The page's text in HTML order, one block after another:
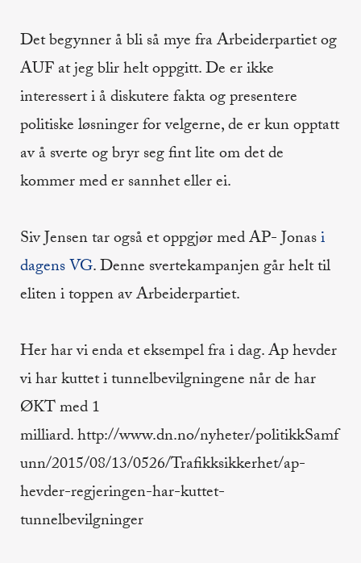
Det begynner å bli så mye fra Arbeiderpartiet og
AUF at jeg blir helt oppgitt. De er ikke
interessert i å diskutere fakta og presentere
politiske løsninger for velgerne, de er kun opptatt
av å sverte og bryr seg fint lite om det de
kommer med er sannhet eller ei.
Siv Jensen tar også et oppgjør med AP- Jonasi
dagens VG. Denne svertekampanjen går helt til
eliten i toppen av Arbeiderpartiet.
Her har vi enda et eksempel fra i dag. Ap hevder
vi har kuttet i tunnelbevilgningene når de har
ØKT med 1
milliard. http://www.dn.no/nyheter/politikkSamf
unn/2015/08/13/0526/Trafikksikkerhet/ap-
hevder-regjeringen-har-kuttet-
tunnelbevilgninger